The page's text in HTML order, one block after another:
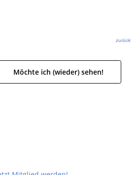
zurück
Möchte ich (wieder) sehen!